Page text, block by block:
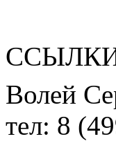
Волей
тел: 8